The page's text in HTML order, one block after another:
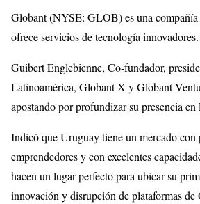
Globant (NYSE: GLOB) es una
ofrece servicios de tecnología innovadores.
Guibert Englebienne, Co-fundador,
Latinoamérica, Globant X y Globant
apostando por profundizar su presencia
Indicó que Uruguay tiene un mercado con
emprendedores y con excelentes
hacen un lugar perfecto para ubicar su
innovación y disrupción de plataformas